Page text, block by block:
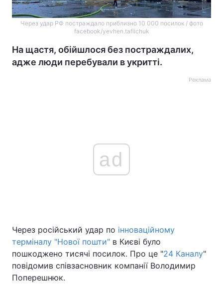
Через удар РФ постраждало приблизно 10 000 посилок / фото
facebook/yevhen.tafiichuk
На щастя, обійшлося без постраждалих,
адже люди перебували в укритті.
Реклама
ad
Через російський удар по інноваційному
терміналу "Нової пошти" в Києві було
пошкоджено тисячі посилок. Про це "24 Каналу"
повідомив співзасновник компанії Володимир
Поперешнюк.